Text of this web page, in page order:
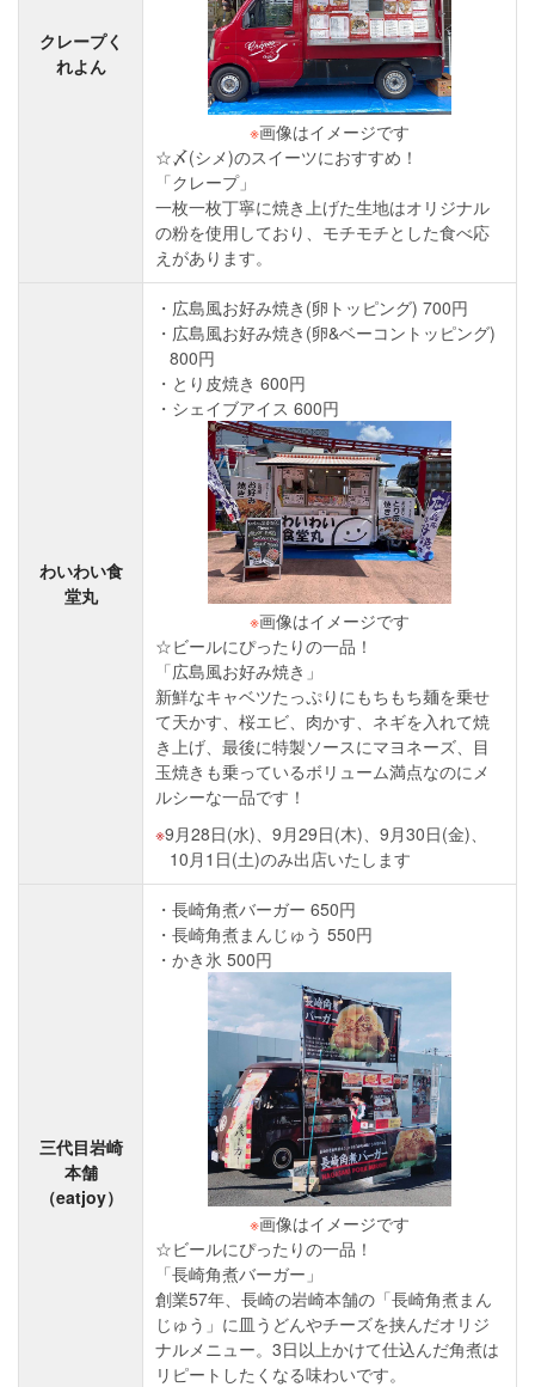
クレープく
れよん
※画像はイメージです
☆〆(シメ)のスイーツにおすすめ！
「クレープ」
一枚一枚丁寧に焼き上げた生地はオリジナル
の粉を使用しており、モチモチとした食べ応
えがあります。
わいわい食
堂丸
広島風お好み焼き(卵トッピング) 700円
広島風お好み焼き(卵&ベーコントッピング)
800円
とり皮焼き 600円
シェイブアイス 600円
※画像はイメージです
☆ビールにぴったりの一品！
「広島風お好み焼き」
新鮮なキャベツたっぷりにもちもち麺を乗せ
て天かす、桜エビ、肉かす、ネギを入れて焼
き上げ、最後に特製ソースにマヨネーズ、目
玉焼きも乗っているボリューム満点なのにメ
ルシーな一品です！
9月28日(水)、9月29日(木)、9月30日(金)、
10月1日(土)のみ出店いたします
三代目岩崎
本舗
（eatjoy）
長崎角煮バーガー 650円
長崎角煮まんじゅう 550円
かき氷 500円
※画像はイメージです
☆ビールにぴったりの一品！
「長崎角煮バーガー」
創業57年、長崎の岩崎本舗の「長崎角煮まん
じゅう」に皿うどんやチーズを挟んだオリジ
ナルメニュー。3日以上かけて仕込んだ角煮は
リピートしたくなる味わいです。